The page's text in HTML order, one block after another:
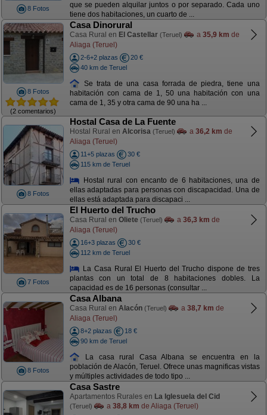
8 Fotos
que se pueden alquilar juntos o por separado. Cada uno
tiene dos habitaciones, un cuarto de ...
8 Fotos
(2 comentarios)
Casa Dinorural
Casa Rural en El Castellar (Teruel) a 35,9 km de
Aliaga (Teruel)
2-6+2 plazas
20 €
40 km de Teruel
Se trata de una casa forrada de piedra, tiene una
habitación con cama de 1, 50 una habitación con una
cama de 1, 35 y otra cama de 90 una ha ...
8 Fotos
Hostal Casa de La Fuente
Hostal Rural en Alcorisa (Teruel) a 36,2 km de
Aliaga (Teruel)
11+5 plazas
30 €
115 km de Teruel
Hostal rural con encanto de 6 habitaciones, una de
ellas adaptadas para personas con discapacidad. Una de
ellas está adaptada para discapaci ...
7 Fotos
El Huerto del Trucho
Casa Rural en Oliete (Teruel) a 36,3 km de
Aliaga (Teruel)
16+3 plazas
30 €
112 km de Teruel
La Casa Rural El Huerto del Trucho dispone de tres
plantas con un total de 8 habitaciones dobles. La
capacidad es de 16 personas (consultar ...
8 Fotos
Casa Albana
Casa Rural en Alacón (Teruel) a 38,7 km de
Aliaga (Teruel)
8+2 plazas
18 €
90 km de Teruel
La casa rural Casa Albana se encuentra en la
población de Alacón, Teruel. Ofrece unas magnificas vistas
y múltiples actividades de todo tipo ...
Casa Sastre
Apartamentos Rurales en La Iglesuela del Cid
(Teruel) a 38,8 km de Aliaga (Teruel)